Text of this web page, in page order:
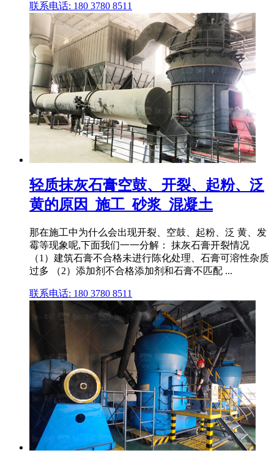
联系电话: 180 3780 8511
轻质抹灰石膏空鼓、开裂、起粉、泛
黄的原因_施工_砂浆_混凝土
那在施工中为什么会出现开裂、空鼓、起粉、泛 黄、发
霉等现象呢,下面我们一一分解： 抹灰石膏开裂情况
（1）建筑石膏不合格未进行陈化处理、石膏可溶性杂质
过多 （2）添加剂不合格添加剂和石膏不匹配 ...
联系电话: 180 3780 8511